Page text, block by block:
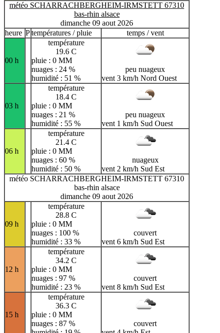
météo SCHARRACHBERGHEIM-IRMSTETT 67310
bas-rhin alsace
dimanche 09 aout 2026
heure Ptempératures / pluie temps / vent
00 h
température
19.6 C
pluie : 0 MM
nuages : 24 %
humidité : 51 %
peu nuageux
vent 3 km/h Nord Ouest
03 h
température
18.4 C
pluie : 0 MM
nuages : 21 %
humidité : 55 %
peu nuageux
vent 1 km/h Sud Ouest
06 h
température
21.4 C
pluie : 0 MM
nuages : 60 %
humidité : 50 %
nuageux
vent 2 km/h Sud Est
météo SCHARRACHBERGHEIM-IRMSTETT 67310
bas-rhin alsace
dimanche 09 aout 2026
09 h
température
28.8 C
pluie : 0 MM
nuages : 100 %
humidité : 33 %
couvert
vent 6 km/h Sud Est
12 h
température
34.2 C
pluie : 0 MM
nuages : 97 %
humidité : 23 %
couvert
vent 8 km/h Sud Est
15 h
température
36.3 C
pluie : 0 MM
nuages : 87 %
couvert